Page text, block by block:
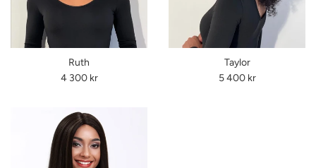
Ruth
Ordinarie
4 300 kr
Taylor
Ordinarie
5 400 kr